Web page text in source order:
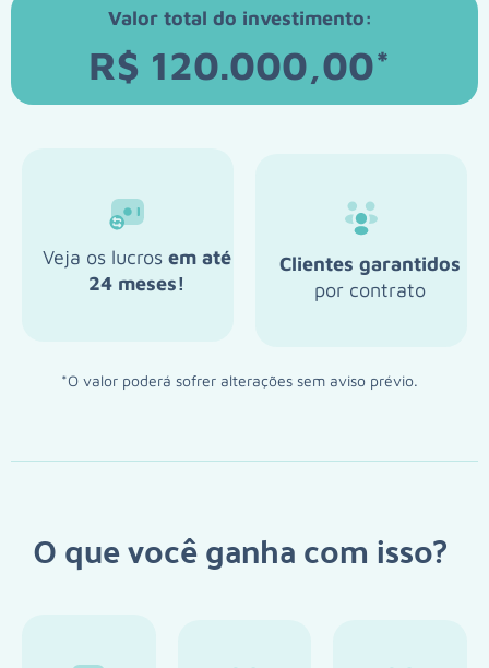
Valor total do investimento:
R$ 120.000,00*
Veja os lucros em até
24 meses!
Clientes garantidos
por contrato
*O valor poderá sofrer alterações sem aviso prévio.
O que você ganha com isso?